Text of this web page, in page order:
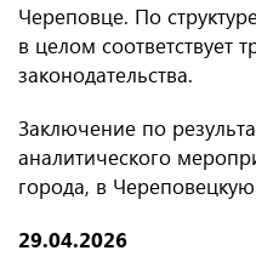
Череповце. По
в целом соответствует
законодательства.
Заключение по
аналитического
города, в
29.04.2026